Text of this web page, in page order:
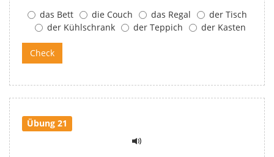
das Bett die Couch das Regal
der Tisch
der Kühlschrank
der Teppich der Kasten
Übung 21